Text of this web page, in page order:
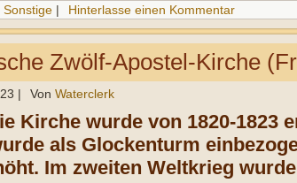
Sonstige | Hinterlasse einen Kommentar
Zwölf-Apostel-Kirche
| Von Waterclerk
Kirche wurde von 1820-
als Glockenturm
Im zweiten Weltkrieg